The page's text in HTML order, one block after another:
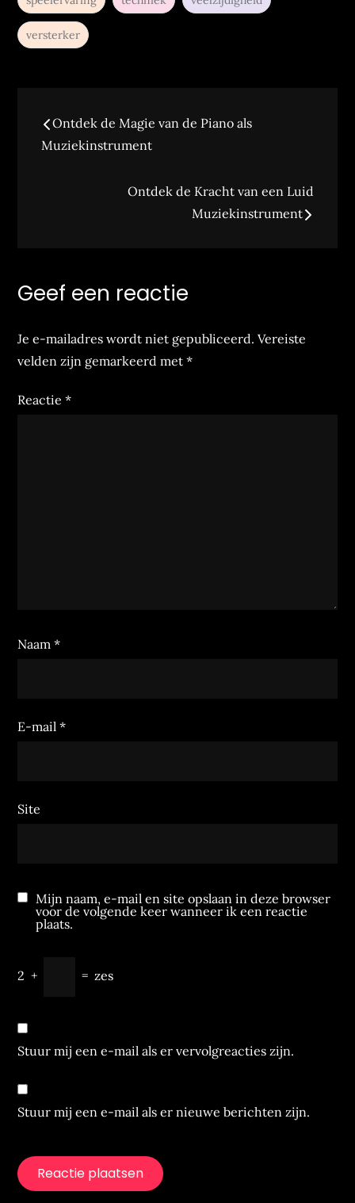
versterker
Bericht
navigatie
Ontdek de Magie van de Piano als
Muziekinstrument
Ontdek de Kracht van een Luid
Muziekinstrument
Geef een reactie
Je e-mailadres wordt niet gepubliceerd. Vereiste
velden zijn gemarkeerd met*
Reactie*
Naam*
E-mail*
Site
Mijn naam, e-mail en site opslaan in deze browser
voor de volgende keer wanneer ik een reactie
plaats.
2 + = zes
Stuur mij een e-mail als er vervolgreacties zijn.
Stuur mij een e-mail als er nieuwe berichten zijn.